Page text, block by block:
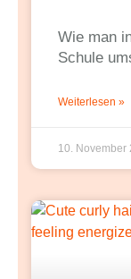
Wie man
Schule
Weiterlesen »
10. November